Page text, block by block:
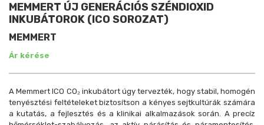
MEMMERT ÚJ GENERÁCIÓS SZÉNDIOXID
INKUBÁTOROK (ICO SOROZAT)
MEMMERT
Ár kérése
A Memmert ICO CO₂ inkubátort úgy tervezték, hogy stabil, homogén
tenyésztési feltételeket biztosítson a kényes sejtkultúrák számára
a kutatás, a fejlesztés és a klinikai alkalmazások során. A precíz